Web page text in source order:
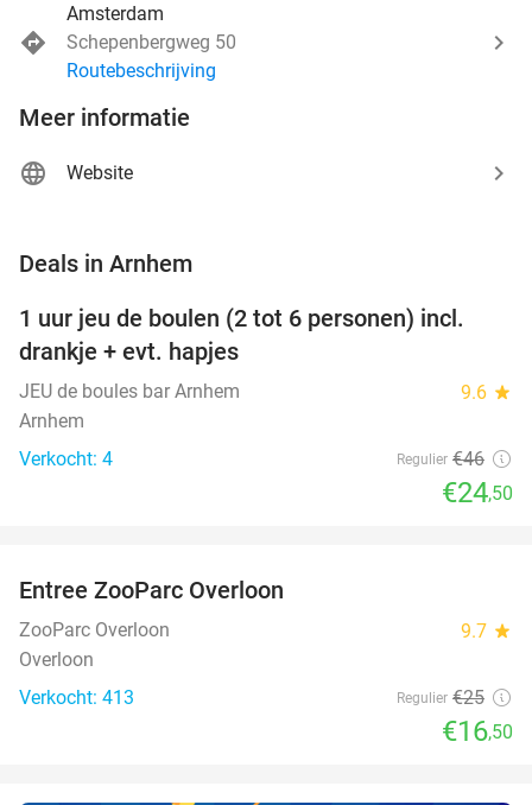
Amsterdam
Schepenbergweg 50
Routebeschrijving
Meer informatie
Website
Deals in Arnhem
47%
NEW
TODAY
1 uur jeu de boulen (2 tot 6 personen) incl.
drankje + evt. hapjes
JEU de boules bar Arnhem 9.6 star
Arnhem
Verkocht: 4
Regulier €46
€24,50
TODAY
Entree ZooParc Overloon
ZooParc Overloon 9.7 star
Overloon
Verkocht: 413
Regulier €25
€16,50